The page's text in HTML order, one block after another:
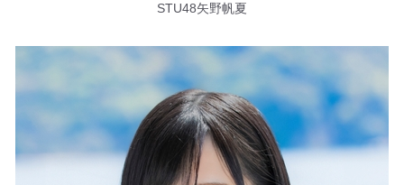
STU48矢野帆夏